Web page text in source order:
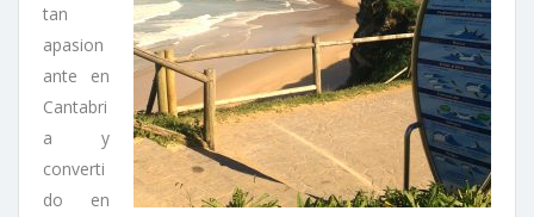
tan
apasion
ante en
Cantabri
a y
converti
do en